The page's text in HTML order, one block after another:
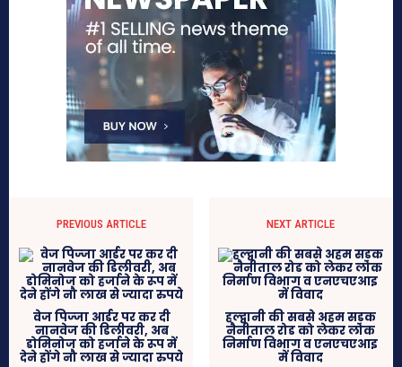
PREVIOUS ARTICLE
वेज पिज्‍जा आर्डर पर कर दी
नानवेज की डिलीवरी, अब
डोमिनोज को हर्जाने के रूप में
देने होंगे नौ लाख से ज्‍यादा रुपये
NEXT ARTICLE
हल्द्वानी की सबसे अहम सड़क
नैनीताल रोड को लेकर लोक
निर्माण विभाग व एनएचएआइ
में विवाद